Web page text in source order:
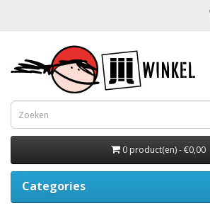
0 product(en) - €0,00
Categories